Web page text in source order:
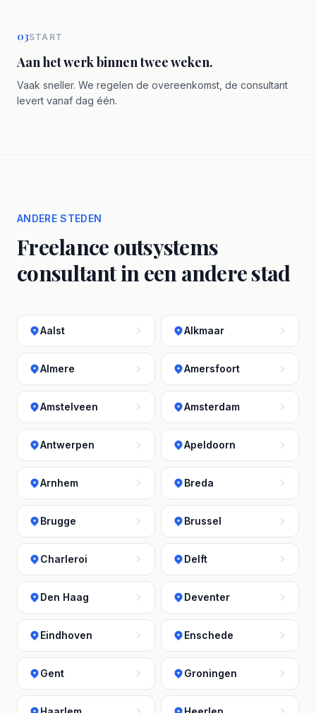
03START
Aan het werk binnen twee weken.
Vaak sneller. We regelen de overeenkomst, de consultant
levert vanaf dag één.
ANDERE STEDEN
Freelance outsystems
consultant in een andere stad
Aalst Alkmaar
Almere Amersfoort
Amstelveen Amsterdam
Antwerpen Apeldoorn
Arnhem Breda
Brugge Brussel
Charleroi Delft
Den Haag Deventer
Eindhoven Enschede
Gent Groningen